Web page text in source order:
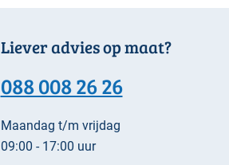
Liever advies op maat?
088 008 26 26
Maandag t/m vrijdag
09:00 - 17:00 uur